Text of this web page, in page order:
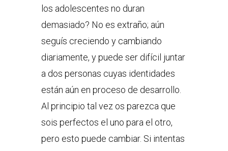
los adolescentes no duran
demasiado? No es extraño; aún
seguís creciendo y cambiando
diariamente, y puede ser difícil juntar
a dos personas cuyas identidades
están aún en proceso de desarrollo.
Al principio tal vez os parezca que
sois perfectos el uno para el otro,
pero esto puede cambiar. Si intentas